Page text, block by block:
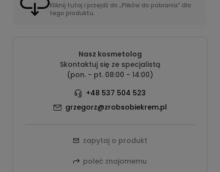
Kliknij tutaj i przejdź do „Plików do pobrania” dla
tego produktu.
Nasz kosmetolog
Skontaktuj się ze specjalistą
(pon. - pt. 08:00 - 14:00)
+48 537 504 523
grzegorz@zrobsobiekrem.pl
zapytaj o produkt
poleć znajomemu